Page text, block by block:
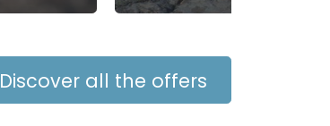
Discover all the offers